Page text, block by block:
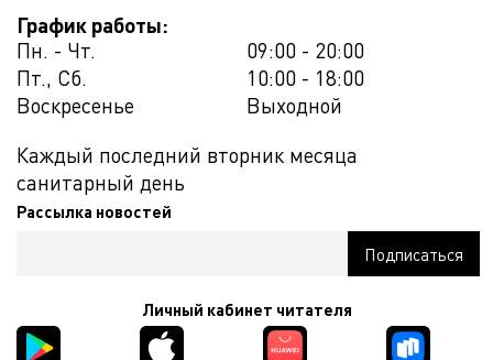
График работы:
Пн. - Чт.
09:00 - 20:00
Пт., Сб.
10:00 - 18:00
Воскресенье
Выходной
Каждый последний вторник месяца
санитарный день
Рассылка новостей
Личный кабинет читателя